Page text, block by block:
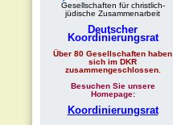
Gesellschaften für christlich-
jüdische Zusammenarbeit
Deutscher
Koordinierungsrat
Über 80 Gesellschaften haben
sich im DKR
zusammengeschlossen.
Besuchen Sie unsere
Homepage:
Koordinierungsrat